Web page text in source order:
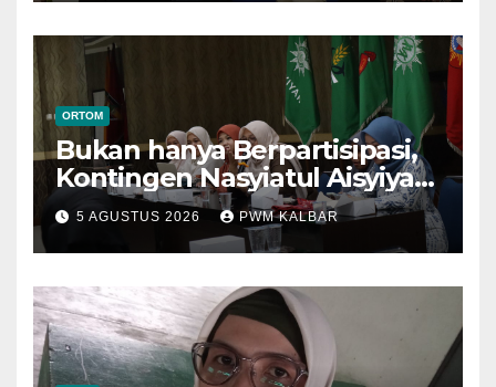
ORTOM
Bukan hanya Berpartisipasi,
Kontingen Nasyiatul Aisyiyah
Kalbar Perjuangkan Program
di Muktamar XV
5 AGUSTUS 2026 PWM KALBAR